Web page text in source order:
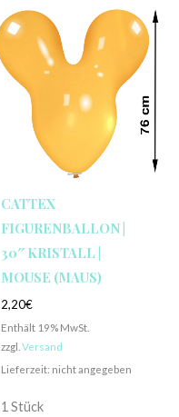
CATTEX
FIGURENBALLON |
30″ KRISTALL |
MOUSE (MAUS)
2,20€
Enthält 19% MwSt.
zzgl. Versand
Lieferzeit: nicht angegeben
1 Stück